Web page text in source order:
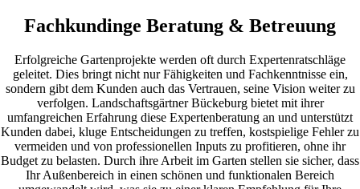
Fachkundinge Beratung & Betreuung
Erfolgreiche Gartenprojekte werden oft durch Expertenratschläge
geleitet. Dies bringt nicht nur Fähigkeiten und Fachkenntnisse ein,
sondern gibt dem Kunden auch das Vertrauen, seine Vision weiter zu
verfolgen. Landschaftsgärtner Bückeburg bietet mit ihrer
umfangreichen Erfahrung diese Expertenberatung an und unterstützt
Kunden dabei, kluge Entscheidungen zu treffen, kostspielige Fehler zu
vermeiden und von professionellen Inputs zu profitieren, ohne ihr
Budget zu belasten. Durch ihre Arbeit im Garten stellen sie sicher, dass
Ihr Außenbereich in einen schönen und funktionalen Bereich